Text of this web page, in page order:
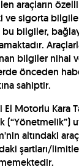
araçların
ve sigorta
bilgiler,
bilgiler nihai
önceden
sahiptir.
Motorlu Kara
(“Yönetmelik”)
altındaki
şartları/